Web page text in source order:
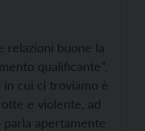
relazioni buone la
qualificante”.
in cui ci troviamo è
e violente, ad
parla apertamente